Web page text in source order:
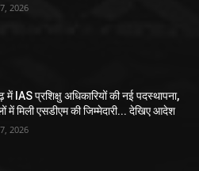
2026
में IAS प्रशिक्षु अधिकारियों की नई पदस्थापना,
में मिली एसडीएम की जिम्मेदारी... देखिए आदेश
2026